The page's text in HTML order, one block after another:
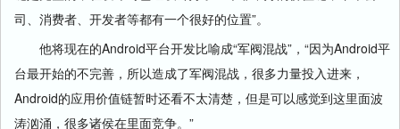
司、消费者、开发者等都有一个很好的位置”。
他将现在的Android平台开发比喻成“军阀混战”，“因为Android平
台最开始的不完善，所以造成了军阀混战，很多力量投入进来，
Android的应用价值链暂时还看不太清楚，但是可以感觉到这里面波
涛汹涌，很多诸侯在里面竞争。”